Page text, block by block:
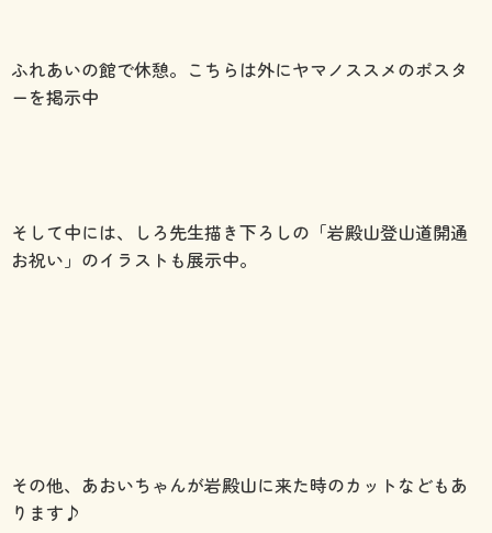
ふれあいの館で休憩。こちらは外にヤマノススメのポスタ
ーを掲示中
そして中には、しろ先生描き下ろしの「岩殿山登山道開通
お祝い」のイラストも展示中。
その他、あおいちゃんが岩殿山に来た時のカットなどもあ
ります♪